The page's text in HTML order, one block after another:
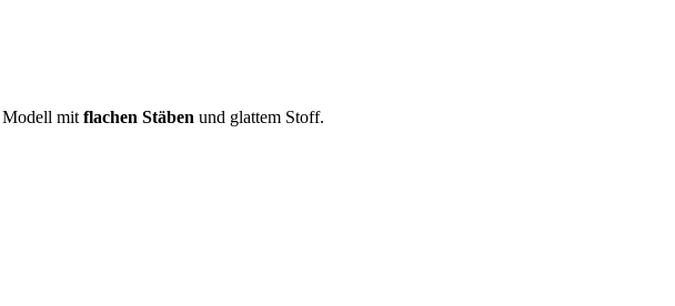
Modell mit flachen Stäben und glattem Stoff.